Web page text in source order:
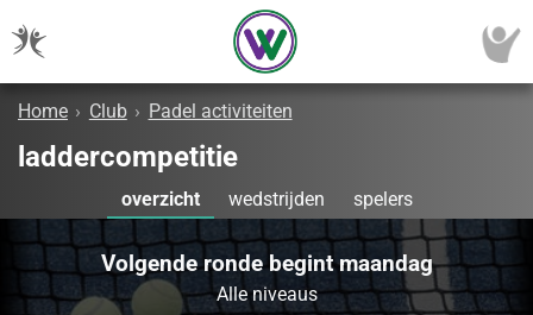
Home › Club › Padel activiteiten
laddercompetitie
overzicht wedstrijden spelers
Volgende ronde begint maandag
Alle niveaus